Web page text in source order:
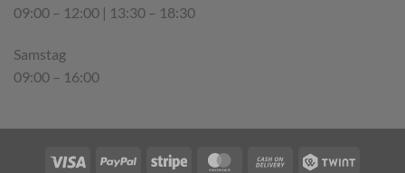
09:00 – 12:00 | 13:30 – 18:30
Samstag
09:00 – 16:00
Visa PayPal Stripe MasterCardCash
Twint